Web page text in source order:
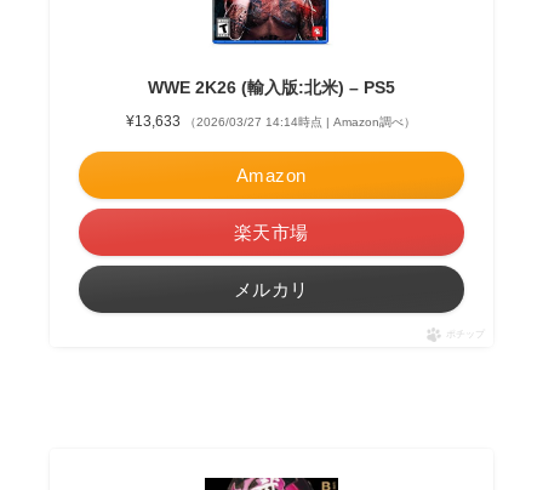
WWE 2K26 (輸入版:北米) – PS5
¥13,633 （2026/03/27 14:14時点 | Amazon調べ）
Amazon
楽天市場
メルカリ
ポチップ